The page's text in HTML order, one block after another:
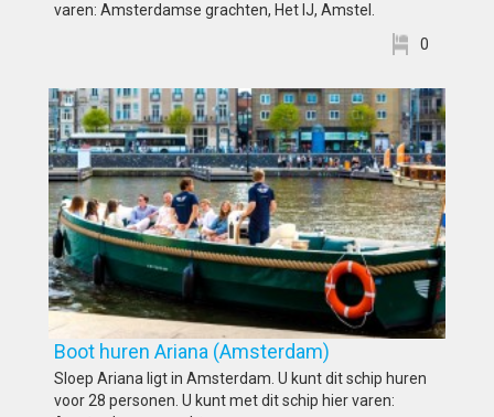
varen: Amsterdamse grachten, Het IJ, Amstel.
0
Boot huren Ariana (Amsterdam)
Sloep Ariana ligt in Amsterdam. U kunt dit schip huren
voor 28 personen. U kunt met dit schip hier varen: